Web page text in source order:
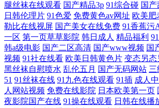
腿丝袜在线观看 国产精品3p 91综合碰 国
日韩伦理片 91色爱 免费黄色av网址 欧美肥
勒比在线视屏 国产美女在线免费 91香蕉污
一区 第一页草草影院 韩日成人 精品福利
韩a级电影 国产二区高清 国产www视频 国
视频 91社在线看 欧美日韩黄色片 变态另态
黑丝袜自慰喷水 乱伦五月 国产无码网站 三
51 91丝袜在线 91九色在线观看 91插 成人
人网站视频 免费在线影院 日本欧美第一页
夜影院国产在线 91操在线观看 日韩在线播